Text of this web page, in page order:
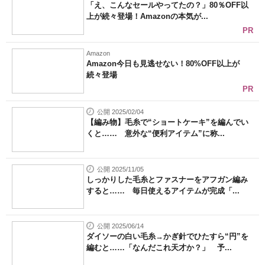
「え、こんなセールやってたの？」80％OFF以
上が続々登場！Amazonの本気が...
PR
Amazon
Amazon今日も見逃せない！80%OFF以上が
続々登場
PR
公開 2025/02/04
【編み物】毛糸で“ショートケーキ”を編んでい
くと…… 意外な“便利アイテム”に称...
公開 2025/11/05
しっかりした毛糸とファスナーをアフガン編み
すると…… 毎日使えるアイテムが完成「...
公開 2025/06/14
ダイソーの白い毛糸→かぎ針でひたすら“円”を
編むと……「なんだこれ天才か？」 予...